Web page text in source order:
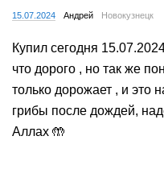
15.07.2024 Андрей Новокузнецк
Купил сегодня
что дорого , но так же
только дорожает , и это
грибы после дождей,
Аллах 🤲